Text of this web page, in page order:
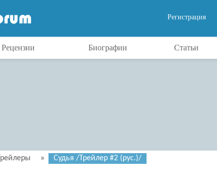
Регистрация
Рецензии Биографии Статьи
Трейлеры » Судья /Трейлер #2 (рус.)/